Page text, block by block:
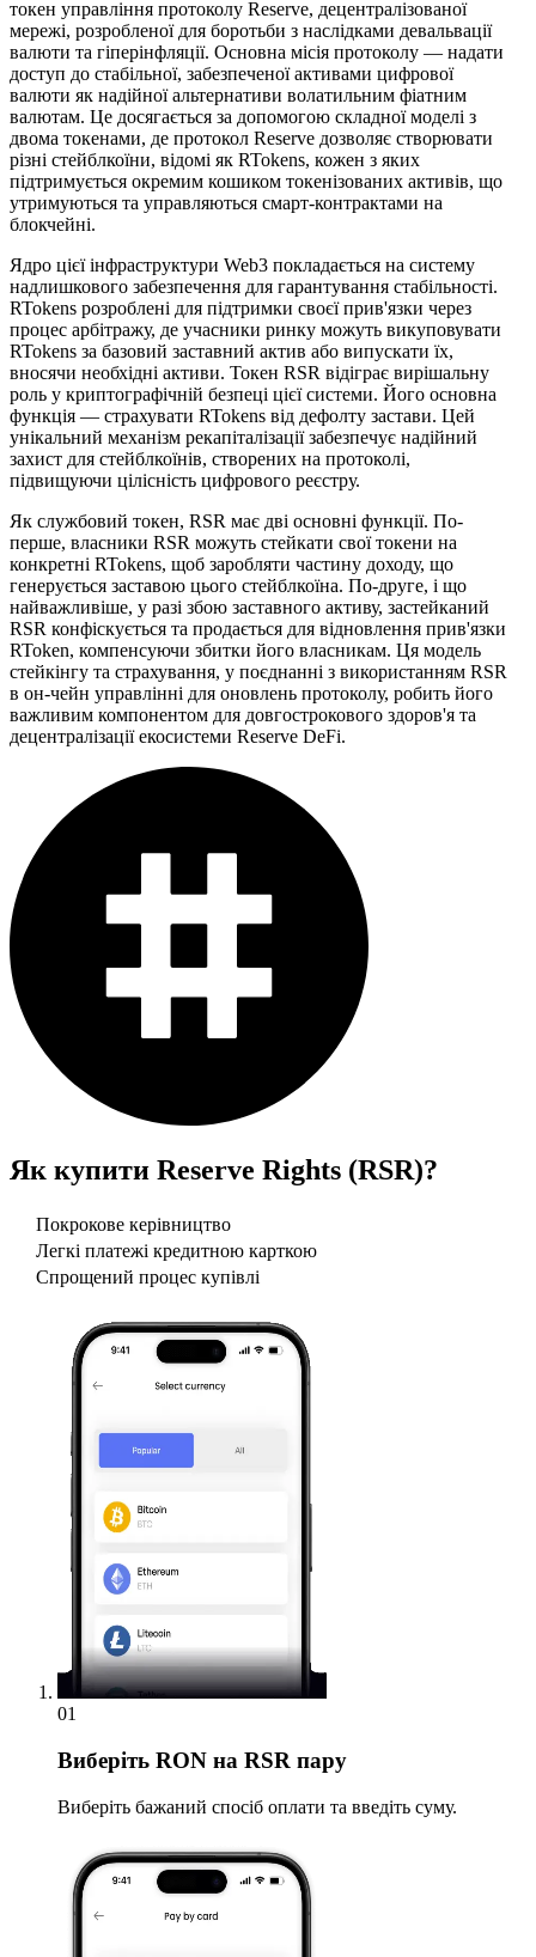
токен управління протоколу Reserve, децентралізованої
мережі, розробленої для боротьби з наслідками девальвації
валюти та гіперінфляції. Основна місія протоколу — надати
доступ до стабільної, забезпеченої активами цифрової
валюти як надійної альтернативи волатильним фіатним
валютам. Це досягається за допомогою складної моделі з
двома токенами, де протокол Reserve дозволяє створювати
різні стейблкоїни, відомі як RTokens, кожен з яких
підтримується окремим кошиком токенізованих активів, що
утримуються та управляються смарт-контрактами на
блокчейні.
Ядро цієї інфраструктури Web3 покладається на систему
надлишкового забезпечення для гарантування стабільності.
RTokens розроблені для підтримки своєї прив'язки через
процес арбітражу, де учасники ринку можуть викуповувати
RTokens за базовий заставний актив або випускати їх,
вносячи необхідні активи. Токен RSR відіграє вирішальну
роль у криптографічній безпеці цієї системи. Його основна
функція — страхувати RTokens від дефолту застави. Цей
унікальний механізм рекапіталізації забезпечує надійний
захист для стейблкоїнів, створених на протоколі,
підвищуючи цілісність цифрового реєстру.
Як службовий токен, RSR має дві основні функції. По-
перше, власники RSR можуть стейкати свої токени на
конкретні RTokens, щоб заробляти частину доходу, що
генерується заставою цього стейблкоїна. По-друге, і що
найважливіше, у разі збою заставного активу, застейканий
RSR конфіскується та продається для відновлення прив'язки
RToken, компенсуючи збитки його власникам. Ця модель
стейкінгу та страхування, у поєднанні з використанням RSR
в он-чейн управлінні для оновлень протоколу, робить його
важливим компонентом для довгострокового здоров'я та
децентралізації екосистеми Reserve DeFi.
Як купити Reserve Rights (RSR)?
Покрокове керівництво
Легкі платежі кредитною карткою
Спрощений процес купівлі
01
Виберіть RON на RSR пару
Виберіть бажаний спосіб оплати та введіть суму.